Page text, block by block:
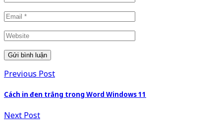
Previous Post
Cách in đen trắng trong Word Windows 11
Next Post